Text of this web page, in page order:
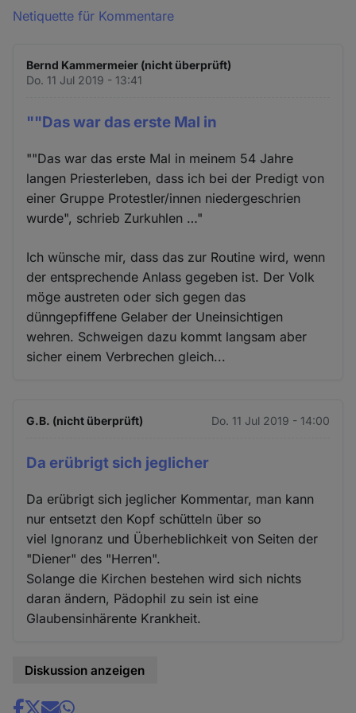
Netiquette für Kommentare
Bernd Kammermeier (nicht überprüft)
Do. 11 Jul 2019 - 13:41
""Das war das erste Mal in
""Das war das erste Mal in meinem 54 Jahre
langen Priesterleben, dass ich bei der Predigt von
einer Gruppe Protestler/innen niedergeschrien
wurde", schrieb Zurkuhlen …"
Ich wünsche mir, dass das zur Routine wird, wenn
der entsprechende Anlass gegeben ist. Der Volk
möge austreten oder sich gegen das
dünngepfiffene Gelaber der Uneinsichtigen
wehren. Schweigen dazu kommt langsam aber
sicher einem Verbrechen gleich...
G.B. (nicht überprüft) Do. 11 Jul 2019 - 14:00
Da erübrigt sich jeglicher
Da erübrigt sich jeglicher Kommentar, man kann
nur entsetzt den Kopf schütteln über so
viel Ignoranz und Überheblichkeit von Seiten der
"Diener" des "Herren".
Solange die Kirchen bestehen wird sich nichts
daran ändern, Pädophil zu sein ist eine
Glaubensinhärente Krankheit.
Diskussion anzeigen